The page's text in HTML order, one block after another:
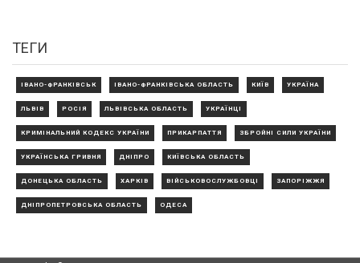
ТЕГИ
ІВАНО-ФРАНКІВСЬК ІВАНО-ФРАНКІВСЬКА ОБЛАСТЬ КИЇВ УКРАЇНА
ЛЬВІВ РОСІЯ ЛЬВІВСЬКА ОБЛАСТЬ УКРАЇНЦІ
КРИМІНАЛЬНИЙ КОДЕКС УКРАЇНИ ПРИКАРПАТТЯ ЗБРОЙНІ СИЛИ УКРАЇНИ
УКРАЇНСЬКА ГРИВНЯ ДНІПРО КИЇВСЬКА ОБЛАСТЬ
ДОНЕЦЬКА ОБЛАСТЬ ХАРКІВ ВІЙСЬКОВОСЛУЖБОВЦІ ЗАПОРІЖЖЯ
ДНІПРОПЕТРОВСЬКА ОБЛАСТЬ ОДЕСА